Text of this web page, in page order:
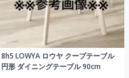
8h5 LOWYA ロウヤ クープテーブル
円形 ダイニングテーブル 90cm